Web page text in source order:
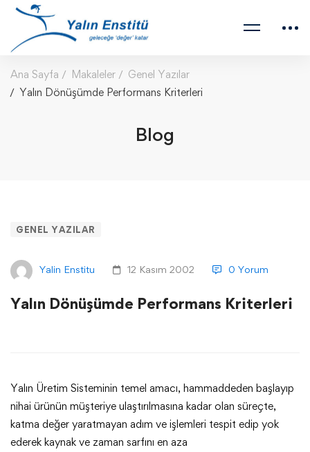
Ana Sayfa Makaleler
Genel Yazılar
Yalın Dönüşümde Performans Kriterleri
Blog
GENEL YAZILAR
Yalin Enstitu 12 Kasım 2002 0 Yorum
Yalın Dönüşümde Performans Kriterleri
Yalın Üretim Sisteminin temel amacı, hammaddeden başlayıp
nihai ürünün müşteriye ulaştırılmasına kadar olan süreçte,
katma değer yaratmayan adım ve işlemleri tespit edip yok
ederek kaynak ve zaman sarfını en aza